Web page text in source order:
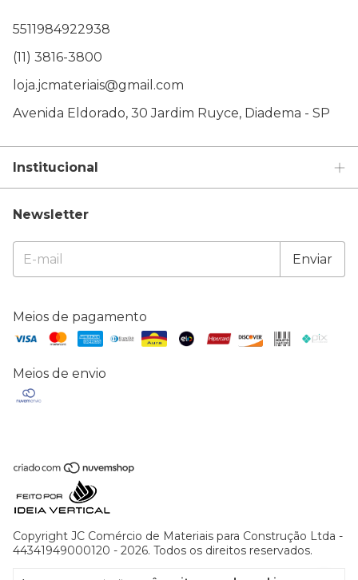
5511984922938
(11) 3816-3800
loja.jcmateriais@gmail.com
Avenida Eldorado, 30 Jardim Ruyce, Diadema - SP
Institucional
Newsletter
Meios de pagamento
Meios de envio
Copyright JC Comércio de Materiais para Construção Ltda -
44341949000120 - 2026. Todos os direitos reservados.